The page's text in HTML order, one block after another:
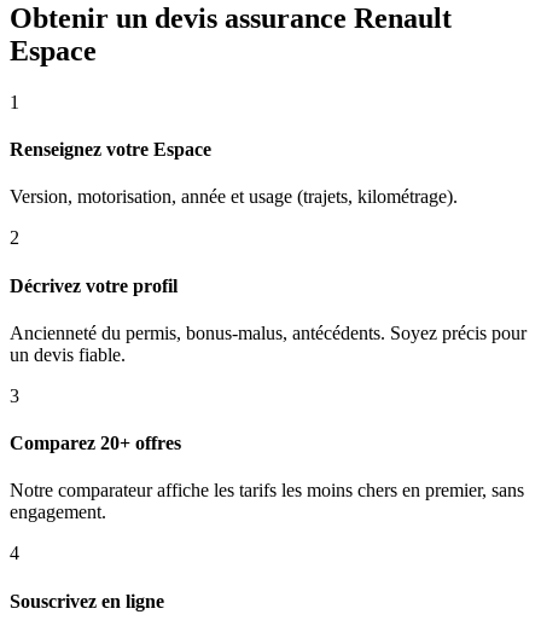
Obtenir un devis assurance Renault
Espace
1
Renseignez votre Espace
Version, motorisation, année et usage (trajets, kilométrage).
2
Décrivez votre profil
Ancienneté du permis, bonus-malus, antécédents. Soyez précis pour
un devis fiable.
3
Comparez 20+ offres
Notre comparateur affiche les tarifs les moins chers en premier, sans
engagement.
4
Souscrivez en ligne